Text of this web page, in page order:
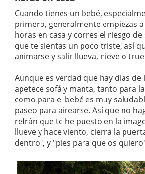
Cuando tienes un bebé,
primero, generalmente empiezas
horas en casa y corres el riesgo
que te sientas un poco triste, así
animarse y salir llueva, nieve o
Aunque es verdad que hay días de
apetece sofá y manta, tanto para
como para el bebé es muy
paseo para airearse. Así que no
refrán que te he puesto en la
llueve y hace viento, cierra la
dentro", y "pies para que os